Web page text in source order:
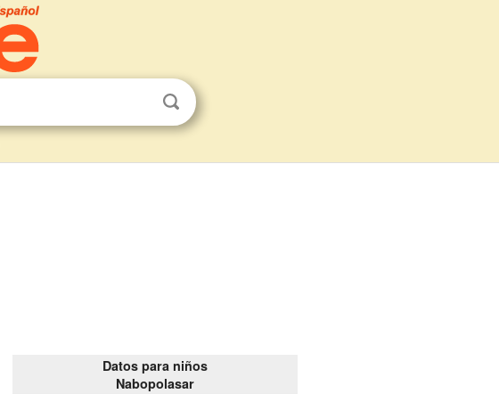
Datos para niños
Nabopolasar